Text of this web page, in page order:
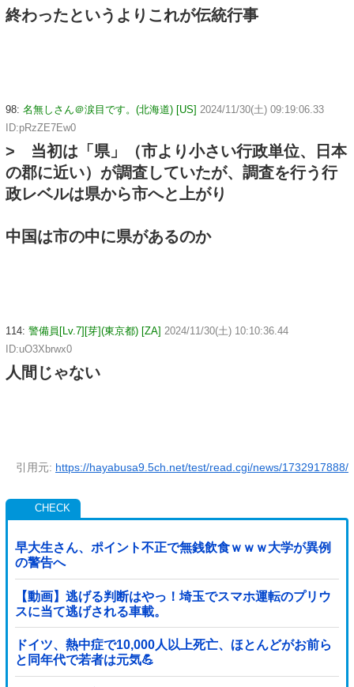
終わったというよりこれが伝統行事
98: 名無しさん＠涙目です。(北海道) [US] 2024/11/30(土) 09:19:06.33
ID:pRzZE7Ew0
> 当初は「県」（市より小さい行政単位、日本
の郡に近い）が調査していたが、調査を行う行
政レベルは県から市へと上がり
中国は市の中に県があるのか
114: 警備員[Lv.7][芽](東京都) [ZA] 2024/11/30(土) 10:10:36.44
ID:uO3Xbrwx0
人間じゃない
引用元: https://hayabusa9.5ch.net/test/read.cgi/news/1732917888/
早大生さん、ポイント不正で無銭飲食ｗｗｗ大学が異例
の警告へ
【動画】逃げる判断はやっ！埼玉でスマホ運転のプリウ
スに当て逃げされる車載。
ドイツ、熱中症で10,000人以上死亡、ほとんどがお前ら
と同年代で若者は元気💪